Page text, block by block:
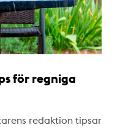
för regniga
redaktion tipsar